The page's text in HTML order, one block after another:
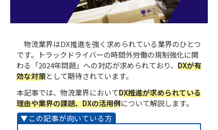
物流業界はDX推進を強く求められている業界のひとつ
です。トラックドライバーの時間外労働の規制強化に関
わる「2024年問題」への対応が求められており、 DXが有
効な対策として期待されています。
本記事では、物流業界においてDX推進が求められている
理由や業界の課題、DXの活用例について解説します。